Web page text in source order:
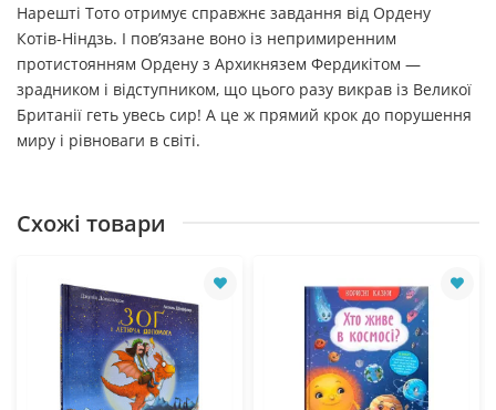
Нарешті Тото отримує справжнє завдання від Ордену
Котів-Ніндзь. І пов’язане воно із непримиренним
протистоянням Ордену з Архикнязем Фердикітом —
зрадником і відступником, що цього разу викрав із Великої
Британії геть увесь сир! А це ж прямий крок до порушення
миру і рівноваги в світі.
Схожі товари